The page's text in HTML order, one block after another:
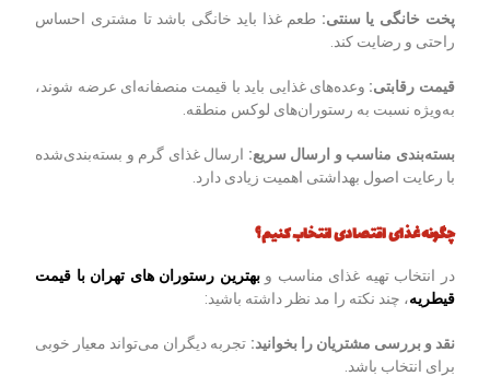
پخت خانگی یا سنتی: طعم غذا باید خانگی باشد تا مشتری احساس
راحتی و رضایت کند.
قیمت رقابتی: وعده‌های غذایی باید با قیمت منصفانه‌ای عرضه شوند،
به‌ویژه نسبت به رستوران‌های لوکس منطقه.
بسته‌بندی مناسب و ارسال سریع: ارسال غذای گرم و بسته‌بندی‌شده
با رعایت اصول بهداشتی اهمیت زیادی دارد.
چگونه غذای اقتصادی انتخاب کنیم؟
در انتخاب تهیه غذای مناسب وبهترین رستوران های تهران با قیمت
قیطریه، چند نکته را مد نظر داشته باشید:
نقد و بررسی مشتریان را بخوانید: تجربه دیگران می‌تواند معیار خوبی
برای انتخاب باشد.